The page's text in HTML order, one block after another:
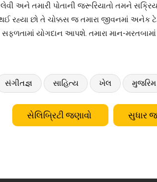
અને તમારી પોતાની જરૂરિયાતો તમને
રહ્યા છો તે ચોક્કસ જ તમારા જીવનમાં
સફળતામાં યોગદાન આપશે. તમારા માન-
સંગીતજ્ઞ સાહિત્ય ખેલ મુજરિમ
સેલિબ્રિટી જણાવો સુધાર